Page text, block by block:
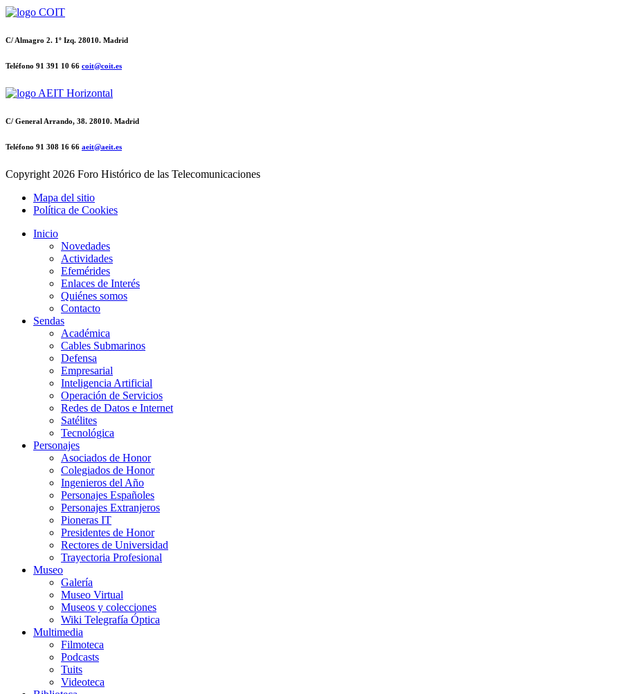
C/ Almagro 2. 1º Izq. 28010. Madrid
Teléfono 91 391 10 66 coit@coit.es
C/ General Arrando, 38. 28010. Madrid
Teléfono 91 308 16 66 aeit@aeit.es
Copyright 2026 Foro Histórico de las Telecomunicaciones
Mapa del sitio
Política de Cookies
Inicio
Novedades
Actividades
Efemérides
Enlaces de Interés
Quiénes somos
Contacto
Sendas
Académica
Cables Submarinos
Defensa
Empresarial
Inteligencia Artificial
Operación de Servicios
Redes de Datos e Internet
Satélites
Tecnológica
Personajes
Asociados de Honor
Colegiados de Honor
Ingenieros del Año
Personajes Españoles
Personajes Extranjeros
Pioneras IT
Presidentes de Honor
Rectores de Universidad
Trayectoria Profesional
Museo
Galería
Museo Virtual
Museos y colecciones
Wiki Telegrafía Óptica
Multimedia
Filmoteca
Podcasts
Tuits
Videoteca